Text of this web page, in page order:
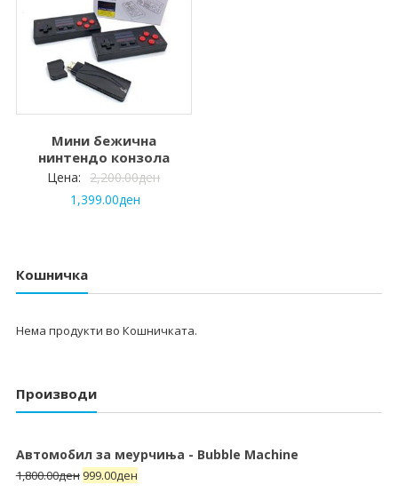
Мини бежична
нинтендо конзола
Цена: 2,200.00ден
1,399.00ден
Кошничка
Нема продукти во Кошничката.
Производи
Автомобил за меурчиња - Bubble Machine
1,800.00ден 999.00ден